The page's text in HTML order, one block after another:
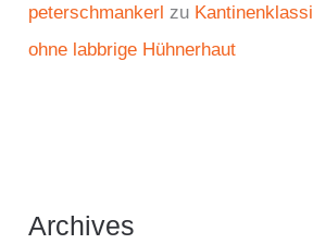
peterschmankerl zu
ohne labbrige Hühnerhaut
Archives